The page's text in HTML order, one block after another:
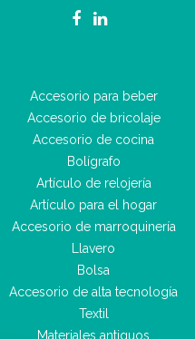
Accesorio para beber
Accesorio de bricolaje
Accesorio de cocina
Bolígrafo
Artículo de relojería
Artículo para el hogar
Accesorio de marroquinería
Llavero
Bolsa
Accesorio de alta tecnología
Textil
Materiales antiguos